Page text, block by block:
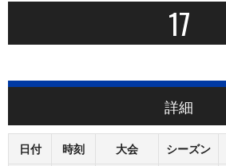
17
詳細
日付 時刻 大会 シーズン